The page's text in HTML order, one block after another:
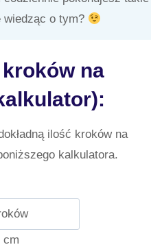
wiedząc o tym?
na
ilość kroków na
kalkulatora.
cm